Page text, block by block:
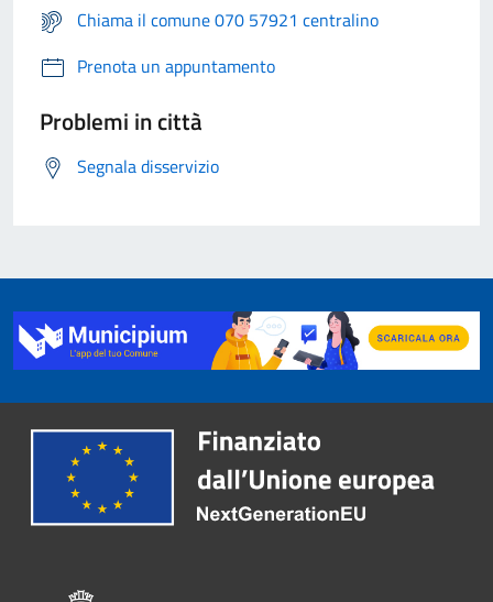
Chiama il comune 070 57921 centralino
Prenota un appuntamento
Problemi in città
Segnala disservizio